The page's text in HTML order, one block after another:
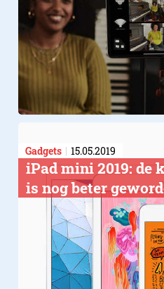
Gadgets 15.05.2019
​iPad mini 2019: de
is nog beter